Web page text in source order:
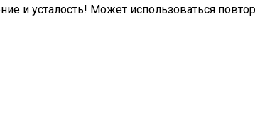
и усталость! Может использоваться